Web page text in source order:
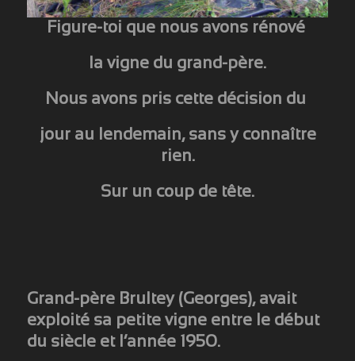
Figure-toi que nous avons rénové
la vigne du grand-père.
Nous avons pris cette décision du
jour au lendemain, sans y connaître
rien.
Sur un coup de tête.
Grand-père Brultey (Georges), avait
exploité sa petite vigne entre le début
du siècle et l’année 1950.